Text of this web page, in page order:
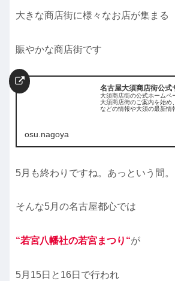
大きな商店街に様々なお店が集まる
賑やかな商店街です
名古屋大須商店街公式
大須商店街の公式ホームペ
大須商店街のご案内を始め
などの情報や大須の最新情
osu.nagoya
5月も終わりですね。あっという間。
そんな5月の名古屋都心では
“若宮八幡社の若宮まつり “が
5月15日と16日で行われ